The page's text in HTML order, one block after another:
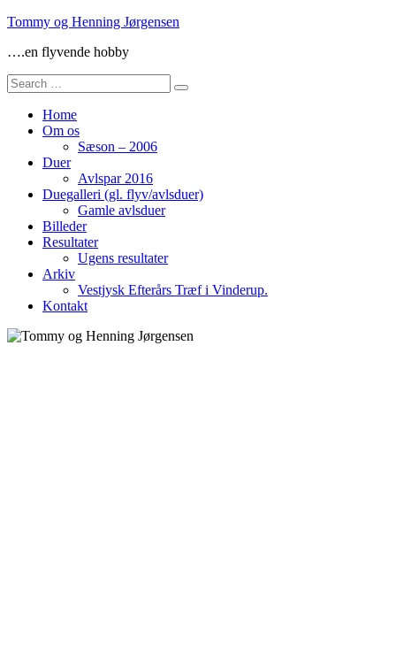
Skip
content
Tommy og Henning Jørgensen
….en flyvende hobby
Search
for:
Home
Om os
Sæson – 2006
Duer
Avlspar 2016
Duegalleri (gl. flyv/avlsduer)
Gamle avlsduer
Billeder
Resultater
Ugens resultater
Arkiv
Vestjysk Efterårs Træf i Vinderup.
Kontakt